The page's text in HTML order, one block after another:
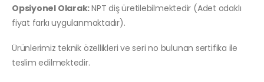
Opsiyonel Olarak:NPT diş üretilebilmektedir (Adet odaklı
fiyat farkı uygulanmaktadır).
Ürünlerimiz teknik özellikleri ve seri no bulunan sertifika ile
teslim edilmektedir.